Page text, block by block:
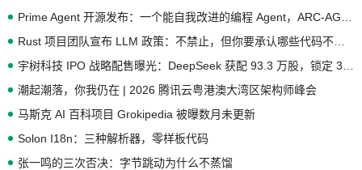
潮起潮落，你我仍在 | 2026 腾讯云粤港澳大湾区架构师峰会
马斯克 AI 百科项目 Grokipedia 被曝数月未更新
Solon I18n：三种解析器，零样板代码
张一鸣的三次否决：字节跳动为什么不蒸馏